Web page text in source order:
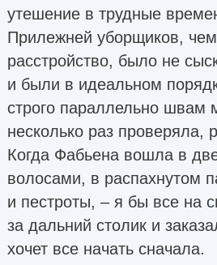
утешение в трудные
Прилежней уборщиков,
расстройство, было не
и были в идеальном
строго параллельно швам
несколько раз проверяла,
Когда Фабьена вошла в
волосами, в распахнутом
и пестроты, – я бы все на
за дальний столик и
хочет все начать сначала.